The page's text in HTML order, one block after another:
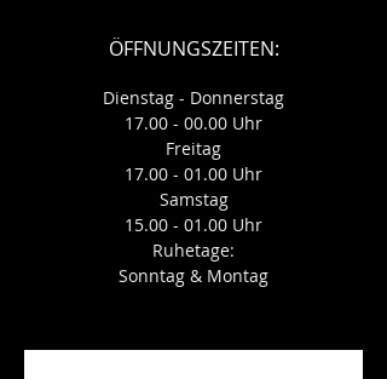
ÖFFNUNGSZEITEN:
Dienstag - Donnerstag
17.00 - 00.00 Uhr
Freitag
17.00 - 01.00 Uhr
Samstag
15.00 - 01.00 Uhr
Ruhetage:
Sonntag & Montag